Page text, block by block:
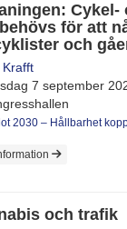
för att
och
Krafft
7 september
2030 – Hållbarhet
och trafik